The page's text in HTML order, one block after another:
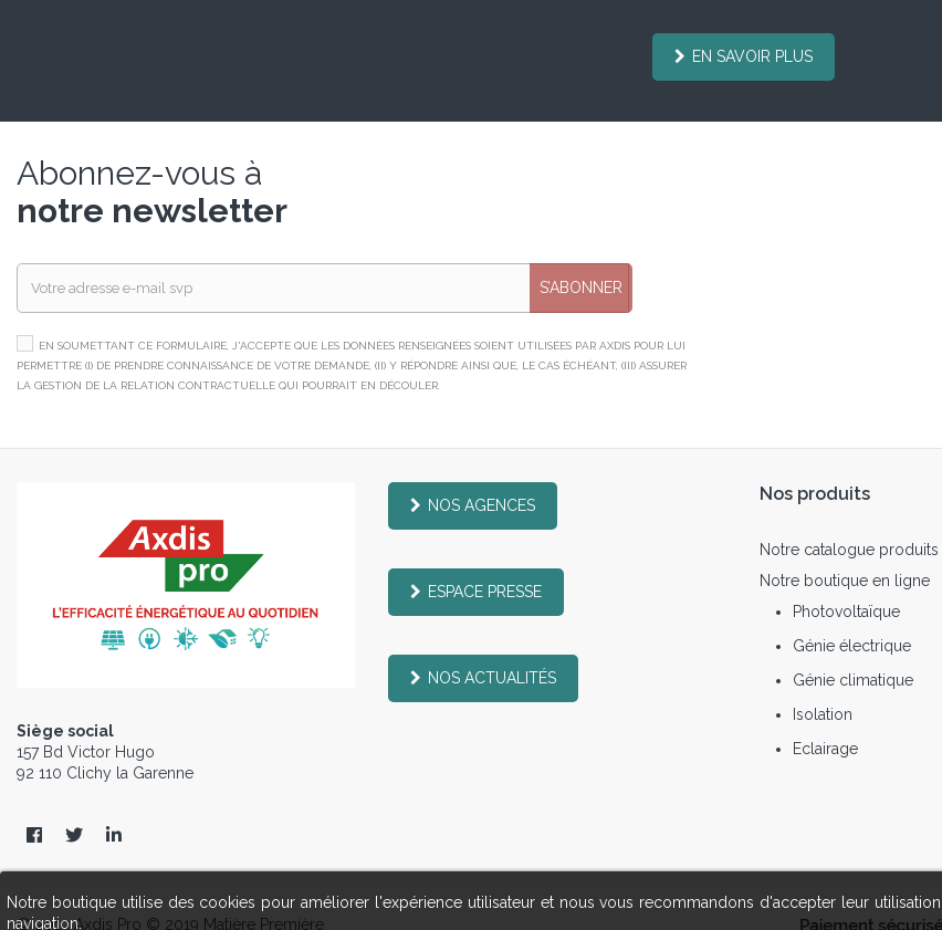
Notre boutique utilise des cookies pour améliorer l'expérience utilisateur et nous vous recommandons d'accepter leur
navigation.
EN SAVOIR PLUS
Abonnez-vous à
notre newsletter
S’ABONNER
EN SOUMETTANT CE FORMULAIRE, J'ACCEPTE QUE LES DONNÉES RENSEIGNÉES SOIENT UTILISÉES PAR AXDIS POUR LUI
PERMETTRE (I) DE PRENDRE CONNAISSANCE DE VOTRE DEMANDE, (II) Y RÉPONDRE AINSI QUE, LE CAS ÉCHÉANT, (III) ASSURER
LA GESTION DE LA RELATION CONTRACTUELLE QUI POURRAIT EN DÉCOULER.
Siège social
157 Bd Victor Hugo
92 110 Clichy la Garenne
NOS AGENCES
ESPACE PRESSE
NOS ACTUALITÉS
Nos produits
Notre catalogue produits
Notre boutique en ligne
Photovoltaïque
Génie électrique
Génie climatique
Isolation
Eclairage
© 2019 Axdis Pro © 2019 Matière Première